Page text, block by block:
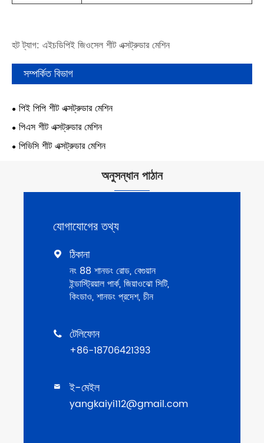
হট ট্যাগ: এইচডিপিই জিওসেল শীট এক্সট্রুডার মেশিন
সম্পর্কিত বিভাগ
পিই পিপি শীট এক্সট্রুডার মেশিন
পিএস শীট এক্সট্রুডার মেশিন
পিভিসি শীট এক্সট্রুডার মেশিন
অনুসন্ধান পাঠান
যোগাযোগের তথ্য
 ঠিকানা
নং 88 শানডং রোড, বেগুয়ান
ইন্ডাস্ট্রিয়াল পার্ক, জিয়াওঝো সিটি,
কিংডাও, শানডং প্রদেশ, চীন
 টেলিফোন
+86-18706421393
 ই-মেইল
yangkaiyi112@gmail.com